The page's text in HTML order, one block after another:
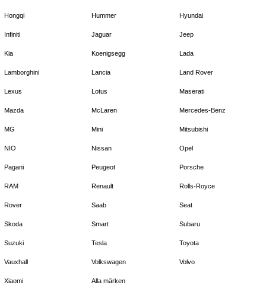
Hongqi Hummer Hyundai
Infiniti Jaguar Jeep
Kia Koenigsegg Lada
Lamborghini Lancia Land Rover
Lexus Lotus Maserati
Mazda McLaren Mercedes-Benz
MG Mini Mitsubishi
NIO Nissan Opel
Pagani Peugeot Porsche
RAM Renault Rolls-Royce
Rover Saab Seat
Skoda Smart Subaru
Suzuki Tesla Toyota
Vauxhall Volkswagen Volvo
Xiaomi Alla märken